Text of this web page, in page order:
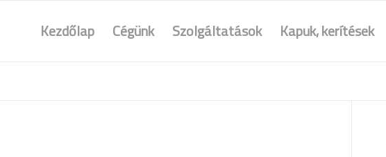
Kezdőlap Cégünk Szolgáltatások Kapuk, kerítések